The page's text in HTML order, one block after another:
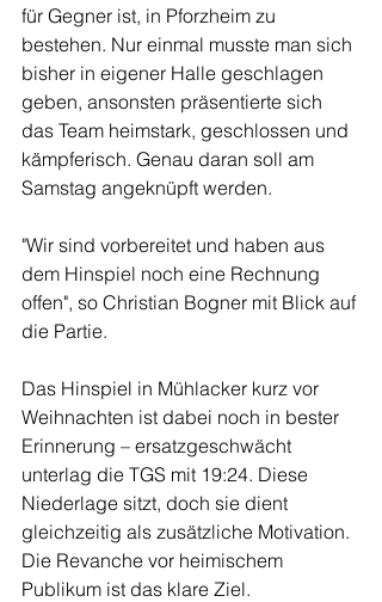
für Gegner ist, in Pforzheim zu
bestehen. Nur einmal musste man sich
bisher in eigener Halle geschlagen
geben, ansonsten präsentierte sich
das Team heimstark, geschlossen und
kämpferisch. Genau daran soll am
Samstag angeknüpft werden.
"Wir sind vorbereitet und haben aus
dem Hinspiel noch eine Rechnung
offen", so Christian Bogner mit Blick auf
die Partie.
Das Hinspiel in Mühlacker kurz vor
Weihnachten ist dabei noch in bester
Erinnerung – ersatzgeschwächt
unterlag die TGS mit 19:24. Diese
Niederlage sitzt, doch sie dient
gleichzeitig als zusätzliche Motivation.
Die Revanche vor heimischem
Publikum ist das klare Ziel.